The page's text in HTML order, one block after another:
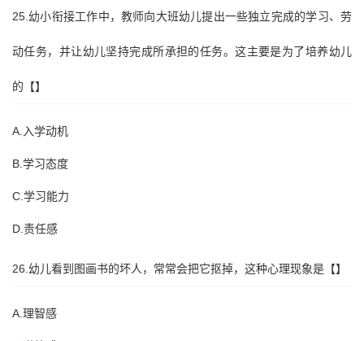
25.幼小衔接工作中，教师向大班幼儿提出一些独立完成的学习、劳
动任务，并让幼儿坚持完成所承担的任务。这主要是为了培养幼儿
的【】
A.入学动机
B.学习态度
C.学习能力
D.责任感
26.幼儿看到图画书的坏人，常常会把它抠掉，这种心理现象是【】
A.理智感